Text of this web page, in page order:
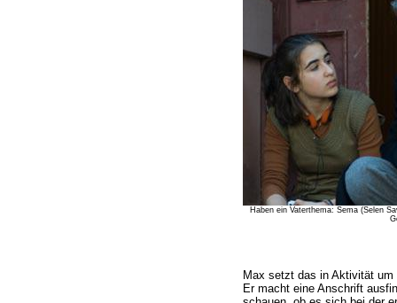
Haben ein Vaterthema: Sema (Selen
Max setzt das in Aktivität
Er macht eine Anschrift